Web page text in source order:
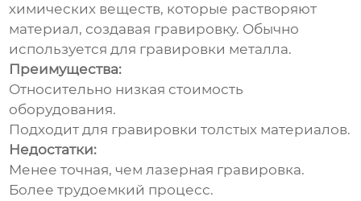
химических веществ, которые растворяют
материал, создавая гравировку. Обычно
используется для гравировки металла.
Преимущества:
Относительно низкая стоимость
оборудования.
Подходит для гравировки толстых материалов.
Недостатки:
Менее точная, чем лазерная гравировка.
Более трудоемкий процесс.